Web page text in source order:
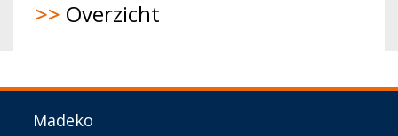
>> Overzicht
Madeko